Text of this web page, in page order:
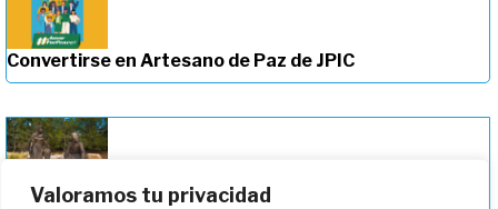
Valoramos tu privacidad
Convertirse en Artesano de Paz de JPIC
Profundizando en nuestro camino de